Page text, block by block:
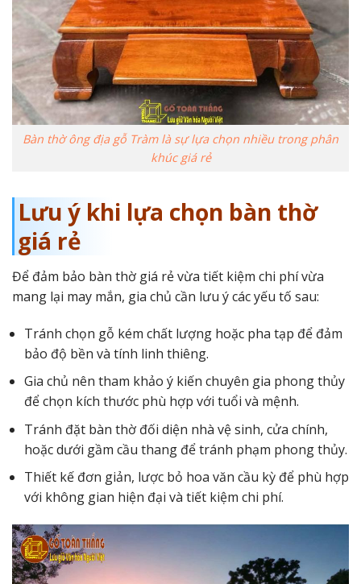
Bàn thờ ông địa gỗ Tràm là sự lựa chọn nhiều trong phân
khúc giá rẻ
Lưu ý khi lựa chọn bàn thờ
giá rẻ
Để đảm bảo bàn thờ giá rẻ vừa tiết kiệm chi phí vừa
mang lại may mắn, gia chủ cần lưu ý các yếu tố sau:
Tránh chọn gỗ kém chất lượng hoặc pha tạp để đảm
bảo độ bền và tính linh thiêng.
Gia chủ nên tham khảo ý kiến chuyên gia phong thủy
để chọn kích thước phù hợp với tuổi và mệnh.
Tránh đặt bàn thờ đối diện nhà vệ sinh, cửa chính,
hoặc dưới gầm cầu thang để tránh phạm phong thủy.
Thiết kế đơn giản, lược bỏ hoa văn cầu kỳ để phù hợp
với không gian hiện đại và tiết kiệm chi phí.